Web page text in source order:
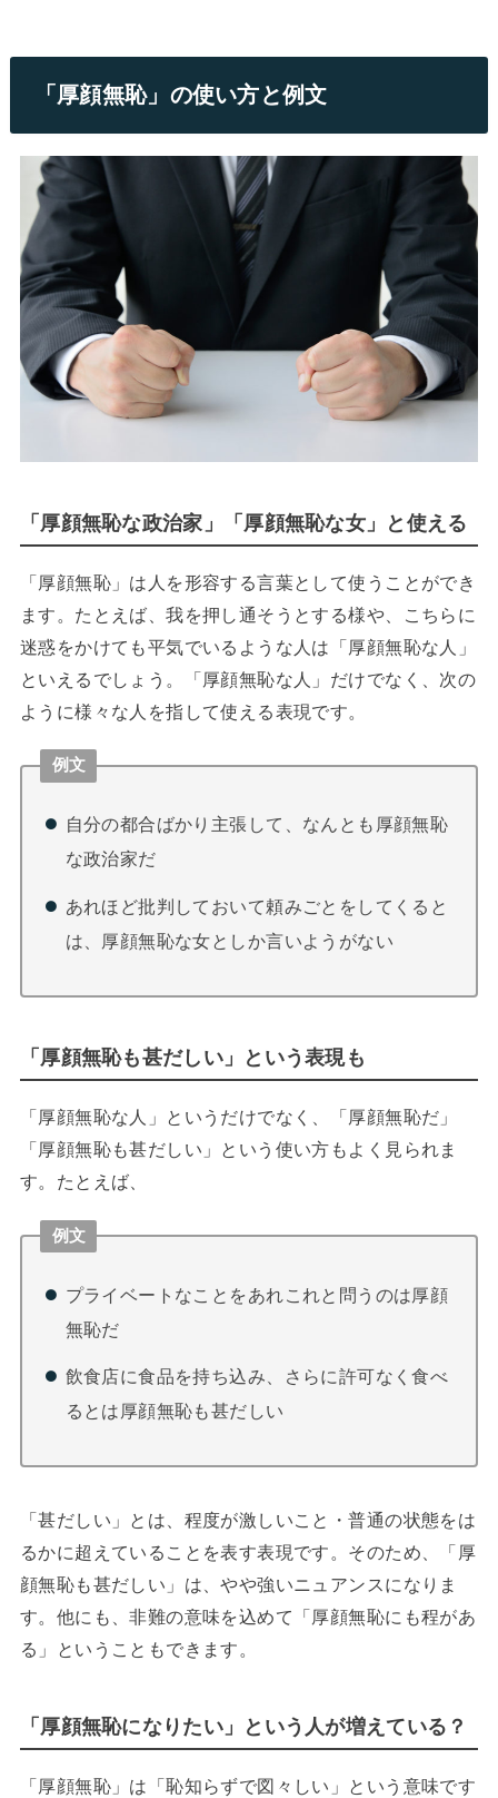
「厚顔無恥」の使い方と例文
「厚顔無恥な政治家」「厚顔無恥な女」と使える
「厚顔無恥」は人を形容する言葉として使うことができ
ます。たとえば、我を押し通そうとする様や、こちらに
迷惑をかけても平気でいるような人は「厚顔無恥な人」
といえるでしょう。「厚顔無恥な人」だけでなく、次の
ように様々な人を指して使える表現です。
例文
自分の都合ばかり主張して、なんとも厚顔無恥
な政治家だ
あれほど批判しておいて頼みごとをしてくると
は、厚顔無恥な女としか言いようがない
「厚顔無恥も甚だしい」という表現も
「厚顔無恥な人」というだけでなく、「厚顔無恥だ」
「厚顔無恥も甚だしい」という使い方もよく見られま
す。たとえば、
例文
プライベートなことをあれこれと問うのは厚顔
無恥だ
飲食店に食品を持ち込み、さらに許可なく食べ
るとは厚顔無恥も甚だしい
「甚だしい」とは、程度が激しいこと・普通の状態をは
るかに超えていることを表す表現です。そのため、「厚
顔無恥も甚だしい」は、やや強いニュアンスになりま
す。他にも、非難の意味を込めて「厚顔無恥にも程があ
る」ということもできます。
「厚顔無恥になりたい」という人が増えている？
「厚顔無恥」は「恥知らずで図々しい」という意味です